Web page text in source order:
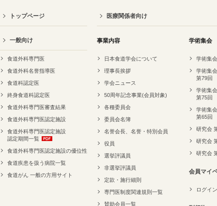
トップページ
一般向け
食道外科専門医
食道外科名誉指導医
食道科認定医
終身食道科認定医
食道外科専門医審査結果
食道外科専門医認定施設
食道外科専門医認定施設
認定期間一覧
食道外科専門医認定施設の優位性
食道疾患を扱う病院一覧
食道がん 一般の方用サイト
医療関係者向け
事業内容
日本食道学会について
理事長挨拶
学会ニュース
50周年記念事業(会員対象)
各種委員会
委員会名簿
名誉会長、名誉・特別会員
役員
選挙評議員
非選挙評議員
定款・施行細則
専門医制度関連規則一覧
賛助会員一覧
学術集会
学術集
学術集
第79回
学術集
第75回
学術集
第65回
研究会
研究会
研究会
会員マイ
ログイン